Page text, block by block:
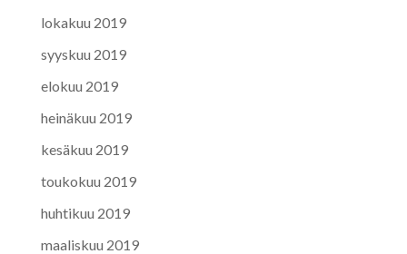
lokakuu 2019
syyskuu 2019
elokuu 2019
heinäkuu 2019
kesäkuu 2019
toukokuu 2019
huhtikuu 2019
maaliskuu 2019